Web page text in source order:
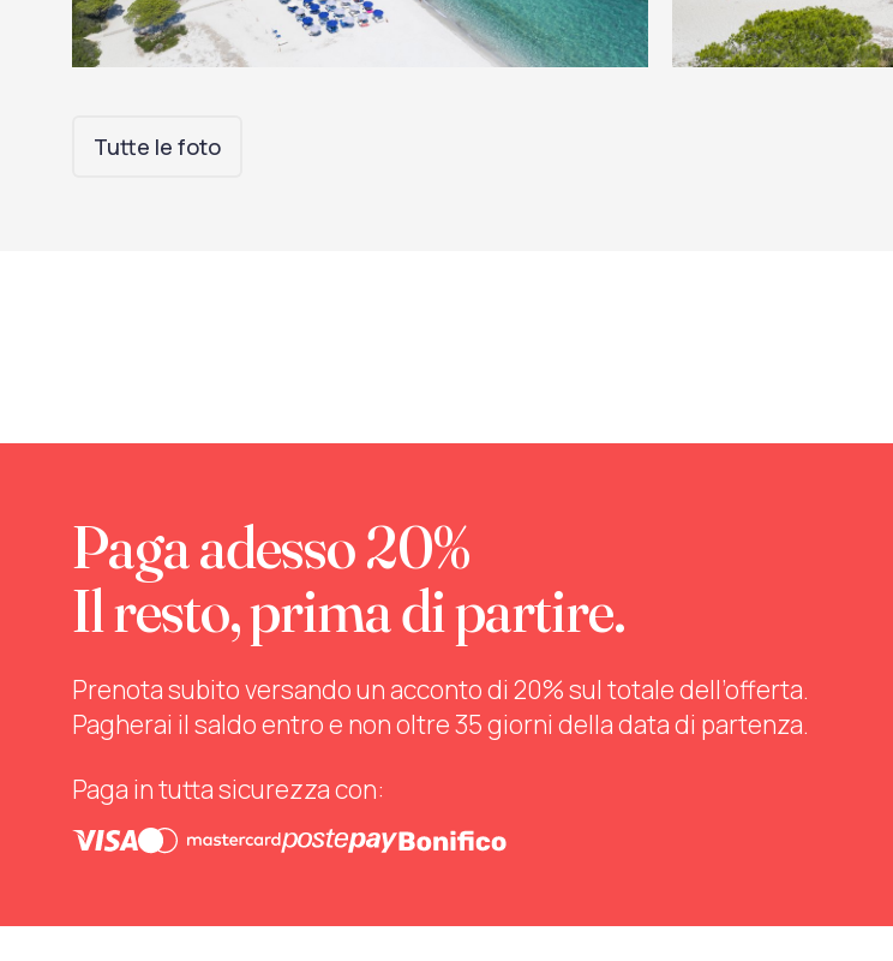
Tutte le foto
Paga adesso 20%
Il resto, prima di partire.
Prenota subito versando un acconto di 20% sul totale dell’offerta.
Pagherai il saldo entro e non oltre 35 giorni della data di partenza.
Paga in tutta sicurezza con: